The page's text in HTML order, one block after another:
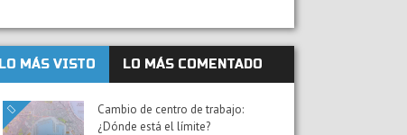
LO MÁS VISTO LO MÁS COMENTADO
Cambio de centro de trabajo:
¿Dónde está el límite?